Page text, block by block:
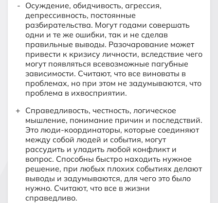
Осуждение, обидчивость, агрессия,
депрессивность, постоянные
разбирательства. Могут годами совершать
одни и те же ошибки, так и не сделав
правильные выводы. Разочарование может
привести к кризису личности, вследствие чего
могут появляться всевозможные пагубные
зависимости. Считают, что все виноваты в
проблемах, но при этом не задумываются, что
проблема в ихвосприятии.
Справедливость, честность, логическое
мышление, понимание причин и последствий.
Это люди-координаторы, которые соединяют
между собой людей и события, могут
рассудить и уладить любой конфликт и
вопрос. Способны быстро находить нужное
решение, при любых плохих событиях делают
выводы и задумываются, для чего это было
нужно. Считают, что все в жизни
справедливо.